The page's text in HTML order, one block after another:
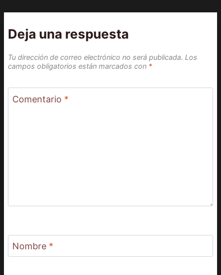
Deja una respuesta
Tu dirección de correo electrónico no será publicada. Los
campos obligatorios están marcados con *
Comentario *
Nombre *